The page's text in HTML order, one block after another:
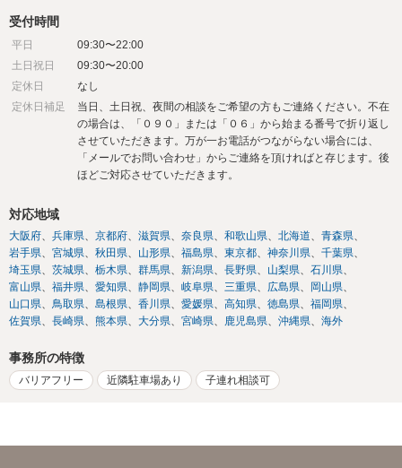
受付時間
平日
09:30〜22:00
土日祝日
09:30〜20:00
定休日
なし
定休日補足
当日、土日祝、夜間の相談をご希望の方もご連絡ください。不在
の場合は、「０９０」または「０６」から始まる番号で折り返し
させていただきます。万が一お電話がつながらない場合には、
「メールでお問い合わせ」からご連絡を頂ければと存じます。後
ほどご対応させていただきます。
対応地域
大阪府 兵庫県 京都府 滋賀県 奈良県 和歌山県 北海道
青森県
岩手県
宮城県 秋田県 山形県 福島県 東京都 神奈川県
千葉県
埼玉県
茨城県 栃木県 群馬県 新潟県 長野県 山梨県
石川県
富山県
福井県 愛知県 静岡県 岐阜県 三重県 広島県
岡山県
山口県
鳥取県 島根県 香川県 愛媛県 高知県 徳島県
福岡県
佐賀県
長崎県 熊本県 大分県 宮崎県 鹿児島県 沖縄県 海外
事務所の特徴
バリアフリー 近隣駐車場あり 子連れ相談可